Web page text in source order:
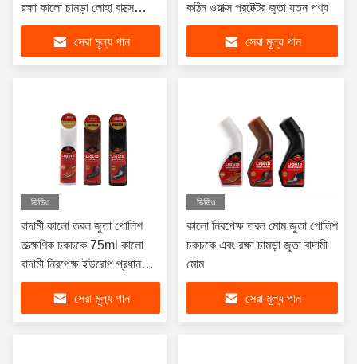
রক্ষা কালো চামড়া লোহা বাক্সে
সামগ্রী কাস্টমাইজ করুন
সেরা মূল্য পান
কঠিন ওয়াক্স প্রটেক্টর জুতা যত্ন পণ্য
সেরা মূল্য পান
ভিডিও
বাদামী কালো তরল জুতা পোলিশ
তাত্ক্ষণিক চকচকে 75ml কালো
বাদামী নিরপেক্ষ ইউরোপ প্রধান
বাজার জুতা বুট
সেরা মূল্য পান
ভিডিও
কালো নিরপেক্ষ তরল মোম জুতা পোলিশ
চকচকে এবং রক্ষা চামড়া জুতা বাদামী
মোম
সেরা মূল্য পান